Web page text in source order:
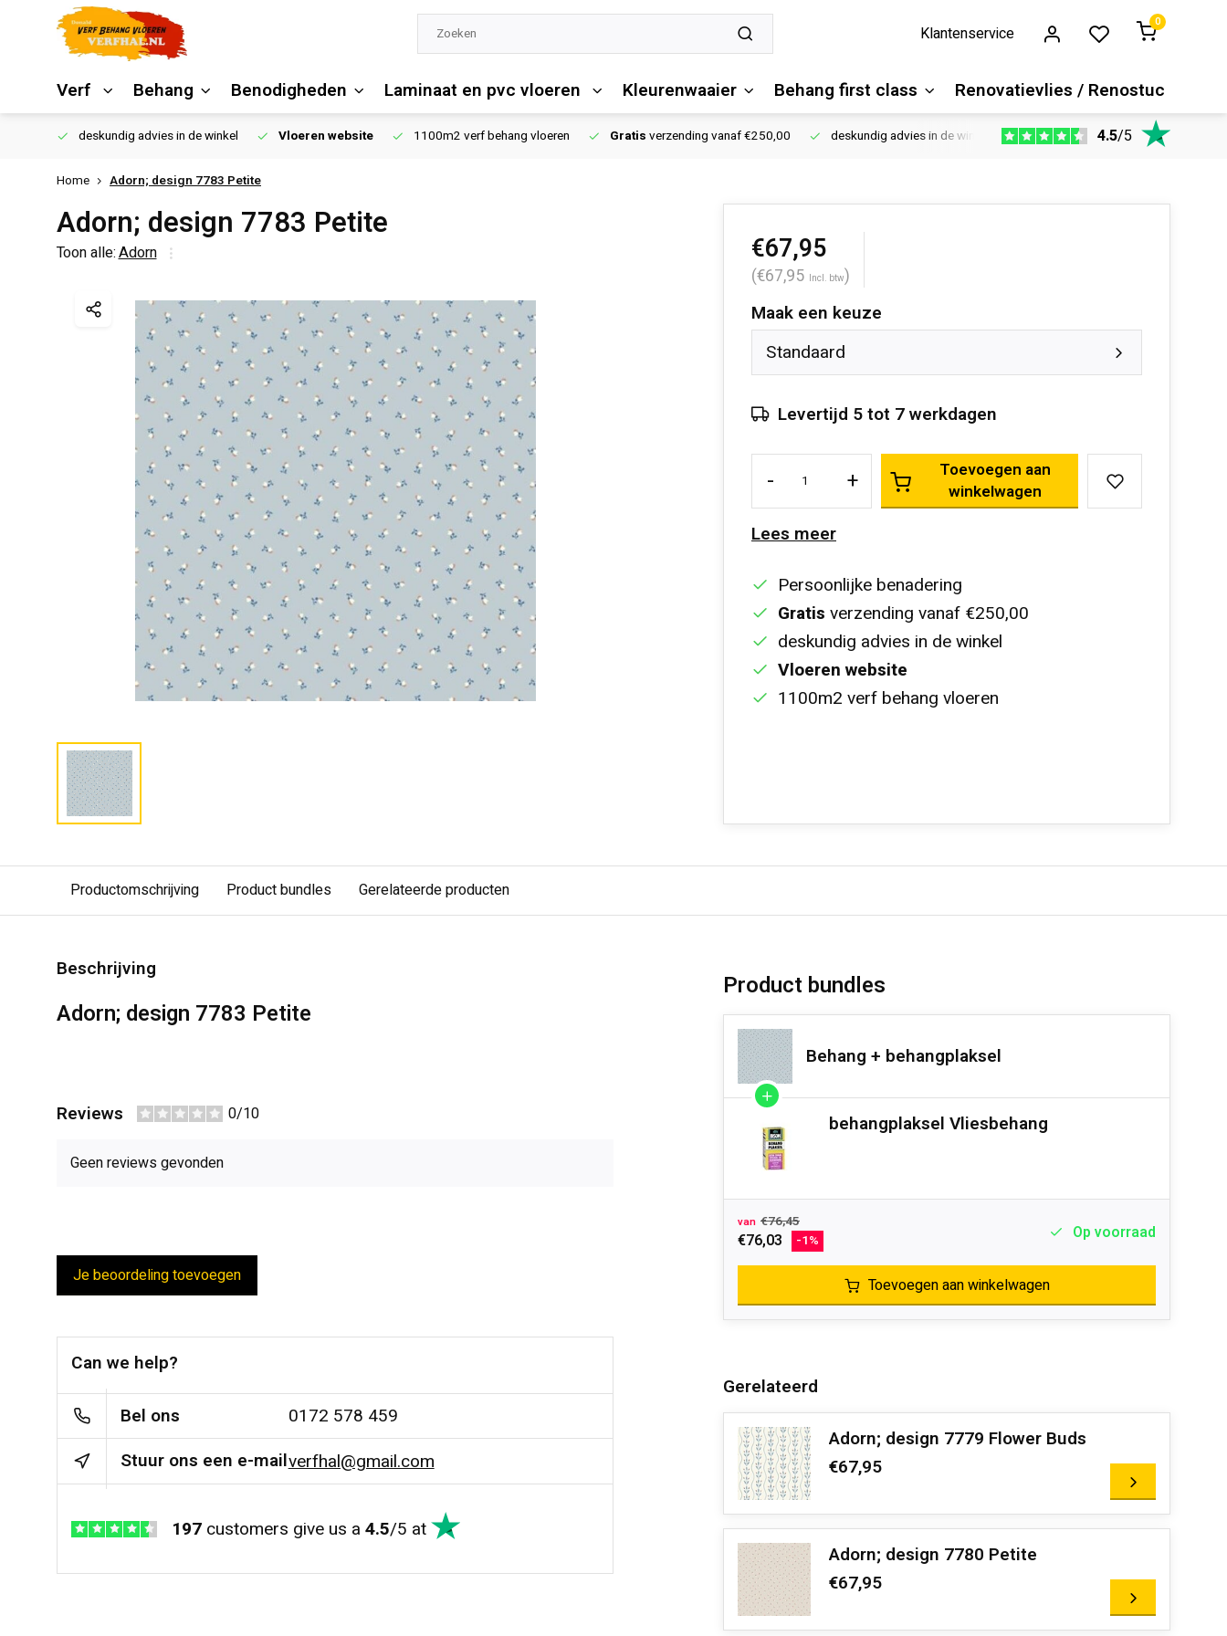
Klantenservice
0
Verf Behang Benodigheden Laminaat en pvc vloeren Kleurenwaaier Behang first class Renovatievlies / Renostuc
deskundig advies in de winkel Vloeren website 1100m2 verf behang vloeren Gratis verzending vanaf €250,00 deskundig advies in de winkel Vloeren website 1100m2
4.5/5
Home Adorn; design 7783 Petite
Adorn; design 7783 Petite
Toon alle:Adorn €67,95
(€67,95 Incl. btw)
Maak een keuze
Standaard
Levertijd 5 tot 7 werkdagen
- +
Toevoegen aan
winkelwagen
Lees meer
Persoonlijke benadering
Gratis verzending vanaf €250,00
deskundig advies in de winkel
Vloeren website
1100m2 verf behang vloeren
Productomschrijving Product bundles Gerelateerde producten
Beschrijving
Adorn; design 7783 Petite
Reviews 0/10
Geen reviews gevonden
Je beoordeling toevoegen
Can we help?
Bel ons
0172 578 459
Stuur ons een e-mailverfhal@gmail.com
197 customers give us a 4.5/5 at
Product bundles
Behang + behangplaksel
behangplaksel Vliesbehang
van €76,45
€76,03 -1% Op voorraad
Toevoegen aan winkelwagen
Gerelateerd
Adorn; design 7779 Flower Buds
€67,95
Adorn; design 7780 Petite
€67,95